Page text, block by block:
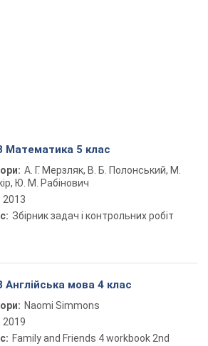
Математика 5 клас
А. Г. Мерзляк, В. Б. Полонський, М.
Ю. М. Рабінович
2013
Збірник задач і контрольних робіт
Англійська мова 4 клас
Naomi Simmons
2019
Family and Friends 4 workbook 2nd